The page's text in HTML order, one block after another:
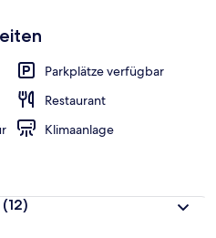
Parkplätze verfügbar
Restaurant
Klimaanlage
(12)